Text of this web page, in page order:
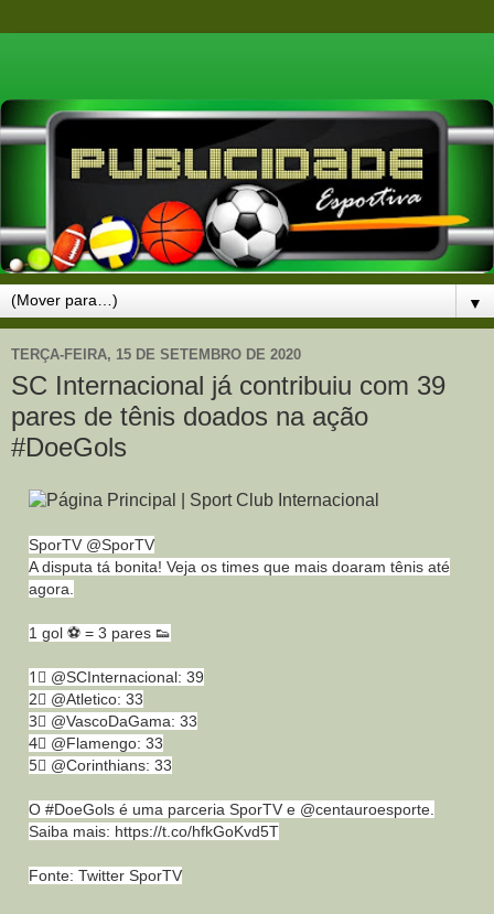
▼
TERÇA-FEIRA, 15 DE SETEMBRO DE 2020
SC Internacional já contribuiu com 39
pares de tênis doados na ação
#DoeGols
SporTV @SporTV
A disputa tá bonita! Veja os times que mais doaram tênis até
agora.
1 gol ⚽ = 3 pares 👟
1⃣ @SCInternacional: 39
2⃣ @Atletico: 33
3⃣ @VascoDaGama: 33
4⃣ @Flamengo: 33
5⃣ @Corinthians: 33
O #DoeGols é uma parceria SporTV e @centauroesporte.
Saiba mais: https://t.co/hfkGoKvd5T
Fonte: Twitter SporTV